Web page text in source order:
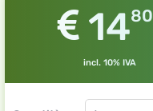
1480
incl. 10% IVA